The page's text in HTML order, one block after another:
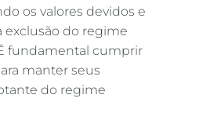
os valores devidos e
do regime
fundamental cumprir
manter seus
do regime